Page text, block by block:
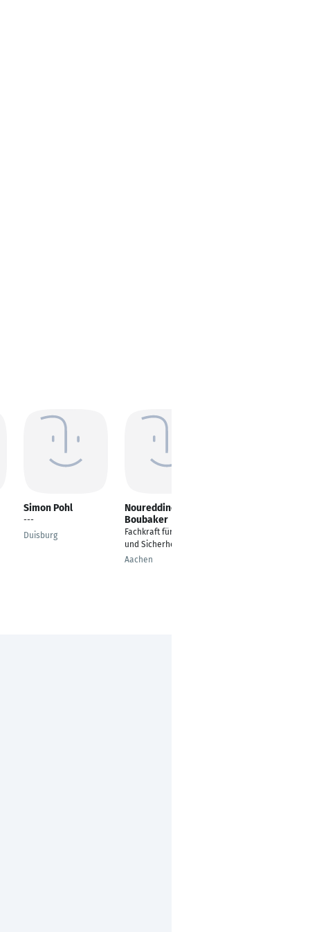
Simon Pohl
---
Duisburg
Noureddine Ben
Boubaker
Fachkraft für Schutz
und Sicherheit
Aachen